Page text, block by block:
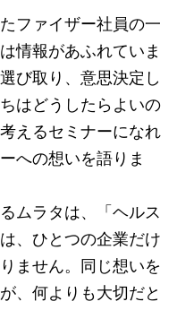
ファイザー社員の一
情報があふれていま
び取り、意思決定し
はどうしたらよいの
えるセミナーになれ
への想いを語りま
ムラタは、「ヘルス
、ひとつの企業だけ
ません。同じ想いを
、何よりも大切だと